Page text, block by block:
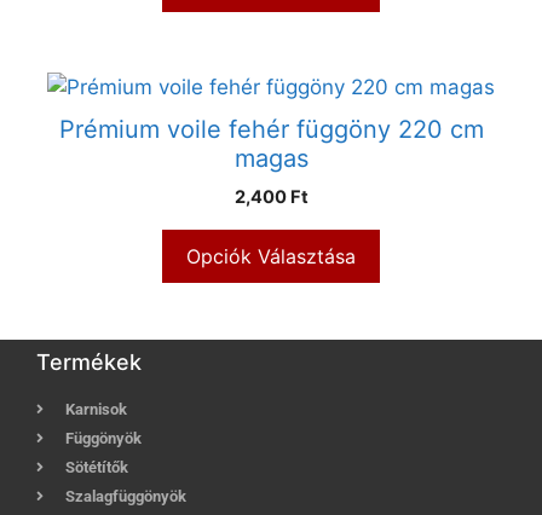
Prémium voile fehér függöny 220 cm
magas
2,400 Ft
Opciók Választása
Termékek
Karnisok
Függönyök
Sötétítők
Szalagfüggönyök